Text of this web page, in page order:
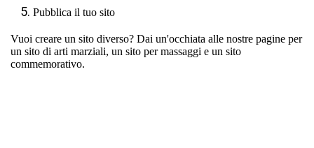
Pubblica il tuo sito
Vuoi creare un sito diverso? Dai un'occhiata alle nostre pagine per
un sito di arti marziali, un sito per massaggi e un sito
commemorativo.